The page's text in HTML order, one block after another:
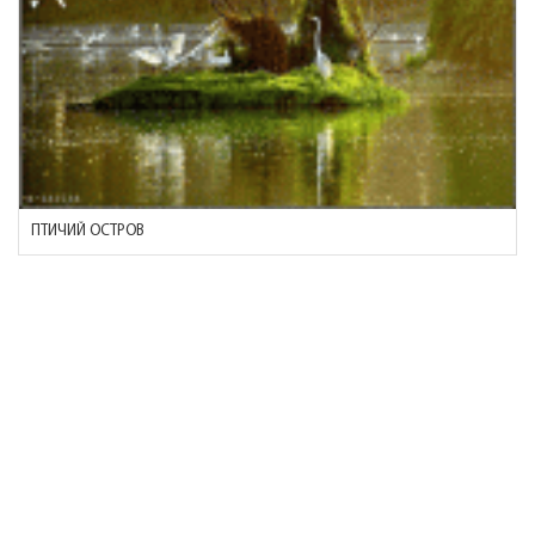
ПТИЧИЙ ОСТРОВ